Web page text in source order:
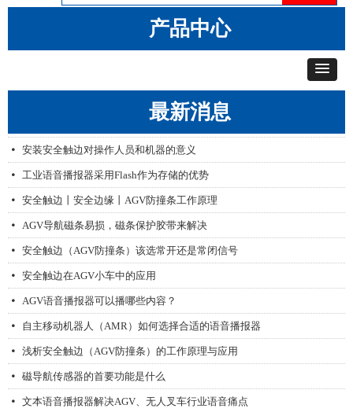
产品中心
最新消息
AGV无线漫游网桥，让AGV不掉线
什么是AGV和AMR？在应用中如何进行选择
넸 安装安全触边对操作人员和机器的意义
넸 工业语音播报器采用Flash作为存储的优势
넸 安全触边丨安全边缘丨AGV防撞条工作原理
넸 AGV导航磁条易损，磁条保护胶带来解决
넸 安全触边（AGV防撞条）该选常开还是常闭信号
넸 安全触边在AGV小车中的应用
넸 AGV语音播报器可以播哪些内容？
넸 自主移动机器人（AMR）如何选择合适的语音播报器
넸 浅析安全触边（AGV防撞条）的工作原理与应用
넸 磁导航传感器的首要功能是什么
넸 文本语音播报器解决AGV、无人叉车行业语音痛点